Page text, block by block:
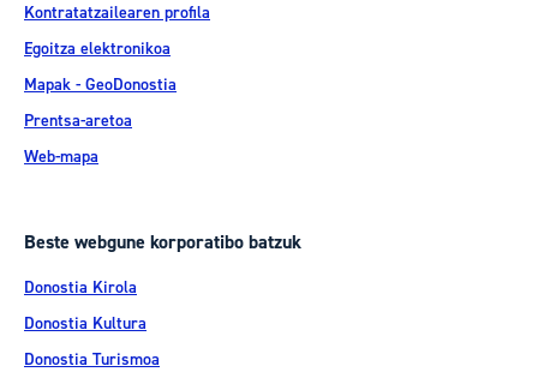
Kontratatzailearen profila
Egoitza elektronikoa
Mapak - GeoDonostia
Prentsa-aretoa
Web-mapa
Beste webgune korporatibo batzuk
Donostia Kirola
Donostia Kultura
Donostia Turismoa